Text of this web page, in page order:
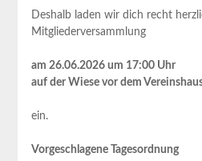
Deshalb laden wir dich recht
Mitgliederversammlung
am 26.06.2026 um 17:00 Uhr
auf der Wiese vor dem
ein.
Vorgeschlagene Tagesordnung